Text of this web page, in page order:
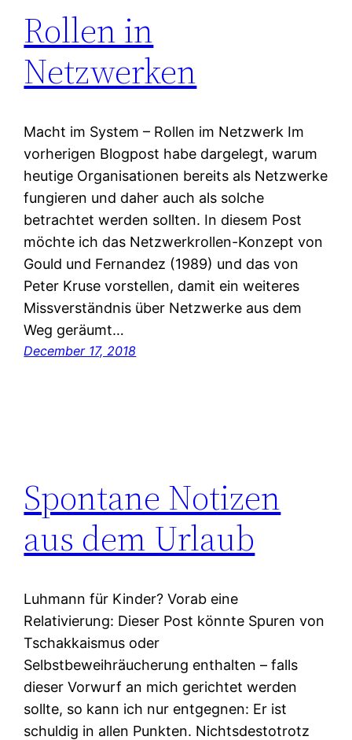
Rollen in
Netzwerken
Macht im System – Rollen im Netzwerk Im
vorherigen Blogpost habe dargelegt, warum
heutige Organisationen bereits als Netzwerke
fungieren und daher auch als solche
betrachtet werden sollten. In diesem Post
möchte ich das Netzwerkrollen-Konzept von
Gould und Fernandez (1989) und das von
Peter Kruse vorstellen, damit ein weiteres
Missverständnis über Netzwerke aus dem
Weg geräumt…
December 17, 2018
Spontane Notizen
aus dem Urlaub
Luhmann für Kinder? Vorab eine
Relativierung: Dieser Post könnte Spuren von
Tschakkaismus oder
Selbstbeweihräucherung enthalten – falls
dieser Vorwurf an mich gerichtet werden
sollte, so kann ich nur entgegnen: Er ist
schuldig in allen Punkten. Nichtsdestotrotz